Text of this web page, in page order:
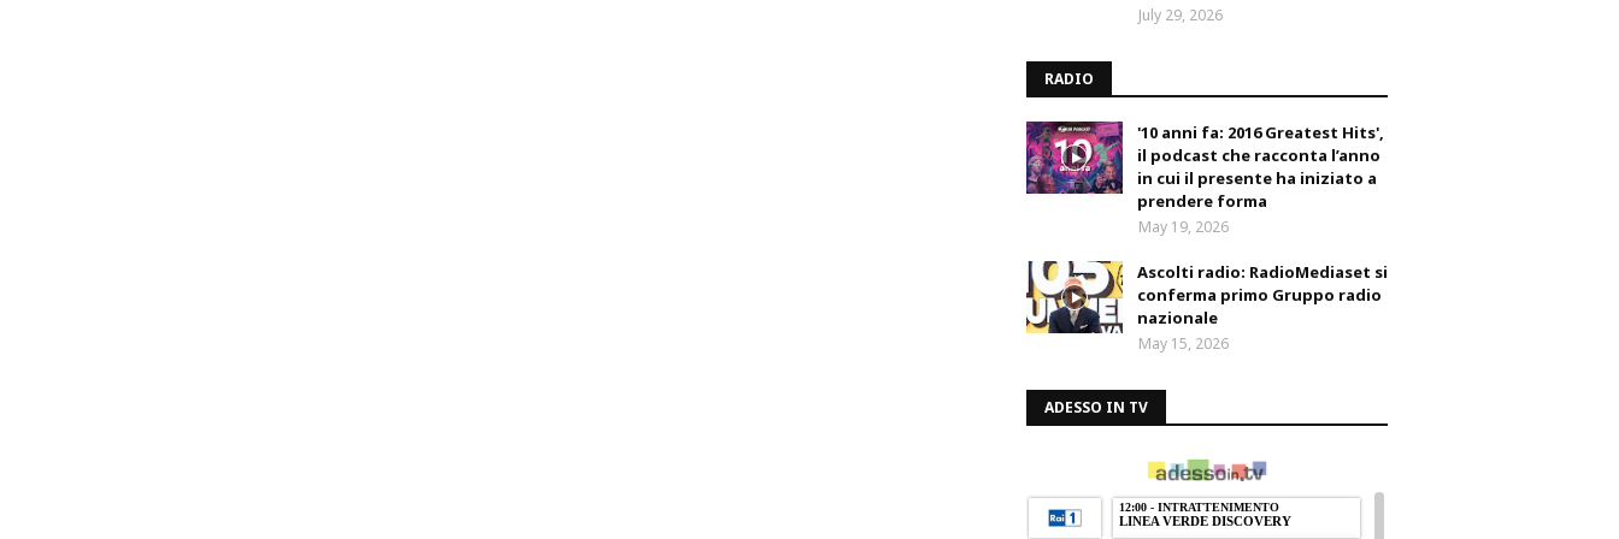
July 29, 2026
RADIO
'10 anni fa: 2016 Greatest Hits',
il podcast che racconta l’anno
in cui il presente ha iniziato a
prendere forma
May 19, 2026
Ascolti radio: RadioMediaset si
conferma primo Gruppo radio
nazionale
May 15, 2026
ADESSO IN TV